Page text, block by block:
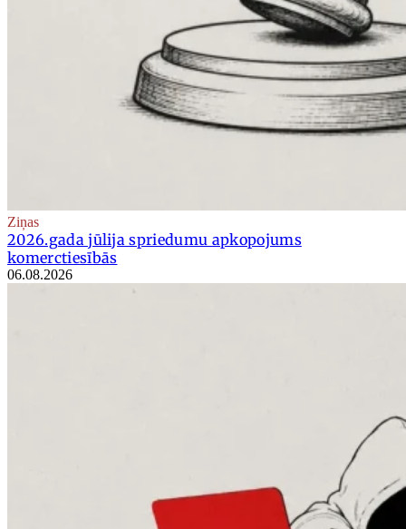
Ziņas
2026.gada jūlija spriedumu apkopojums
komerctiesībās
06.08.2026